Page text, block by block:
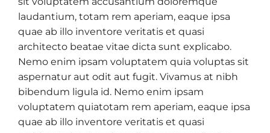
laudantium, totam rem aperiam, eaque ipsa
quae ab illo inventore veritatis et quasi
architecto beatae vitae dicta sunt explicabo.
Nemo enim ipsam voluptatem quia voluptas sit
aspernatur aut odit aut fugit. Vivamus at nibh
bibendum ligula id. Nemo enim ipsam
voluptatem quiatotam rem aperiam, eaque ipsa
quae ab illo inventore veritatis et quasi